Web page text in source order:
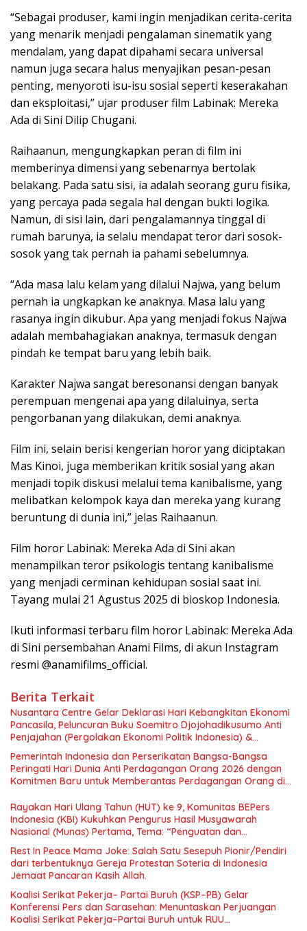
“Sebagai produser, kami ingin menjadikan cerita-cerita
yang menarik menjadi pengalaman sinematik yang
mendalam, yang dapat dipahami secara universal
namun juga secara halus menyajikan pesan-pesan
penting, menyoroti isu-isu sosial seperti keserakahan
dan eksploitasi,” ujar produser film Labinak: Mereka
Ada di Sini Dilip Chugani.
Raihaanun, mengungkapkan peran di film ini
memberinya dimensi yang sebenarnya bertolak
belakang. Pada satu sisi, ia adalah seorang guru fisika,
yang percaya pada segala hal dengan bukti logika.
Namun, di sisi lain, dari pengalamannya tinggal di
rumah barunya, ia selalu mendapat teror dari sosok-
sosok yang tak pernah ia pahami sebelumnya.
“Ada masa lalu kelam yang dilalui Najwa, yang belum
pernah ia ungkapkan ke anaknya. Masa lalu yang
rasanya ingin dikubur. Apa yang menjadi fokus Najwa
adalah membahagiakan anaknya, termasuk dengan
pindah ke tempat baru yang lebih baik.
Karakter Najwa sangat beresonansi dengan banyak
perempuan mengenai apa yang dilaluinya, serta
pengorbanan yang dilakukan, demi anaknya.
Film ini, selain berisi kengerian horor yang diciptakan
Mas Kinoi, juga memberikan kritik sosial yang akan
menjadi topik diskusi melalui tema kanibalisme, yang
melibatkan kelompok kaya dan mereka yang kurang
beruntung di dunia ini,” jelas Raihaanun.
Film horor Labinak: Mereka Ada di Sini akan
menampilkan teror psikologis tentang kanibalisme
yang menjadi cerminan kehidupan sosial saat ini.
Tayang mulai 21 Agustus 2025 di bioskop Indonesia.
Ikuti informasi terbaru film horor Labinak: Mereka Ada
di Sini persembahan Anami Films, di akun Instagram
resmi @anamifilms_official.
Berita Terkait
Nusantara Centre Gelar Deklarasi Hari Kebangkitan Ekonomi
Pancasila, Peluncuran Buku Soemitro Djojohadikusumo Anti
Penjajahan (Pergolakan Ekonomi Politik Indonesia) &
Simposium Nasional “Urgensi Undang-Undang Perekonomian
Nasional dan Kesejahteraan Sosial dalam Menata Bangsa
Menuju Indonesia Emas 2045”,
Pemerintah Indonesia dan Perserikatan Bangsa-Bangsa
Peringati Hari Dunia Anti Perdagangan Orang 2026 dengan
Komitmen Baru untuk Memberantas Perdagangan Orang di
Rayakan Hari Ulang Tahun (HUT) ke 9, Komunitas BEPers
Indonesia (KBI) Kukuhkan Pengurus Hasil Musyawarah
Nasional (Munas) Pertama, Tema: “Penguatan dan
Pengembangan Organisasi KBI yang Berbasis Riset di seluruh
Indonesia dan Mancanegara”.
Rest In Peace Mama Joke: Salah Satu Sesepuh Pionir/Pendiri
dari terbentuknya Gereja Protestan Soteria di Indonesia
Jemaat Pancaran Kasih Allah.
Koalisi Serikat Pekerja– Partai Buruh (KSP–PB) Gelar
Konferensi Pers dan Sarasehan: Menuntaskan Perjuangan
Koalisi Serikat Pekerja–Partai Buruh untuk RUU